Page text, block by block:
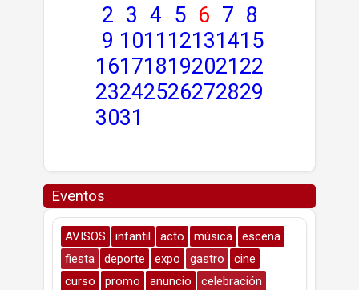
2 3 4 5 6 7 8
9 1011 12131415
161718192021 22
23242526272829
3031
Eventos
AVISOS infantil acto música
escena
fiesta
deporte expo gastro
cine
curso
promo anuncio
celebración